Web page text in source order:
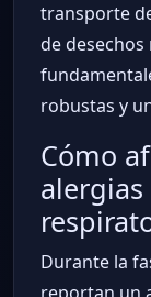
transporte
de
robustas y
Cómo
Durante la